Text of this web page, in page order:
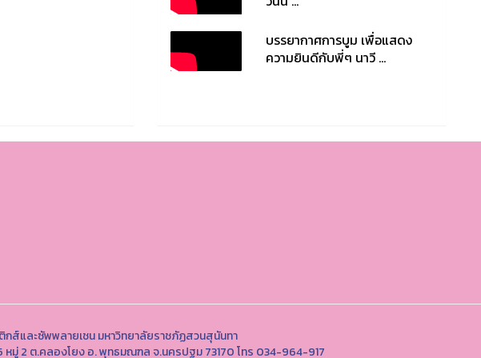
บรรยากาศการบูม เพื่อแสดง
ความยินดีกับพี่ๆ นาวี ...
ส์และซัพพลายเชน มหาวิทยาลัยราชภัฏสวนสุนันทา
หมู่ 2 ต.คลองโยง อ. พุทธมณฑล จ.นครปฐม 73170 โทร 034-964-917